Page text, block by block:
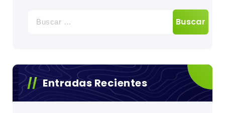
Entradas Recientes